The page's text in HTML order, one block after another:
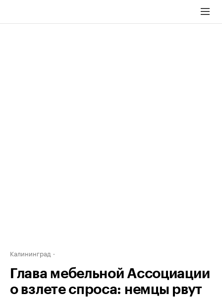
Калининград
Глава мебельной Ассоциации
о взлете спроса: немцы рвут